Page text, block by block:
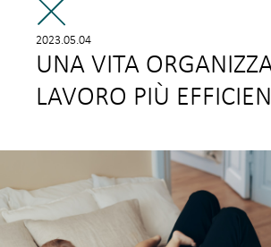
2023.05.04
UNA VITA
LAVORO PIÙ